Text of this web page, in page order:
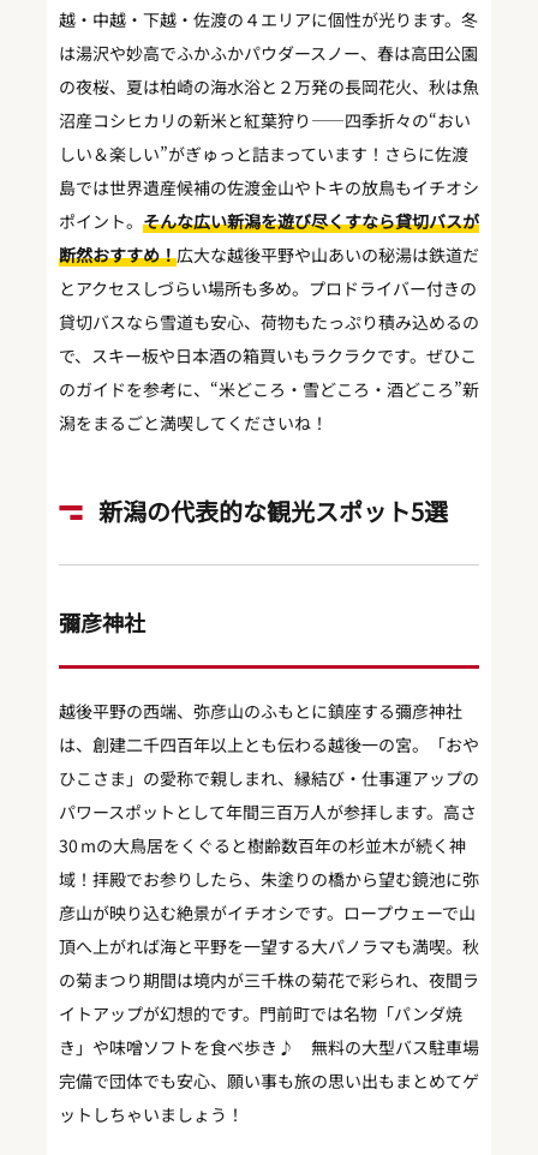
越・中越・下越・佐渡の４エリアに個性が光ります。冬
は湯沢や妙高でふかふかパウダースノー、春は高田公園
の夜桜、夏は柏崎の海水浴と２万発の長岡花火、秋は魚
沼産コシヒカリの新米と紅葉狩り――四季折々の“おい
しい＆楽しい”がぎゅっと詰まっています！さらに佐渡
島では世界遺産候補の佐渡金山やトキの放鳥もイチオシ
ポイント。 そんな広い新潟を遊び尽くすなら貸切バスが
断然おすすめ！広大な越後平野や山あいの秘湯は鉄道だ
とアクセスしづらい場所も多め。プロドライバー付きの
貸切バスなら雪道も安心、荷物もたっぷり積み込めるの
で、スキー板や日本酒の箱買いもラクラクです。ぜひこ
のガイドを参考に、“米どころ・雪どころ・酒どころ”新
潟をまるごと満喫してくださいね！
新潟の代表的な観光スポット5選
彌彦神社
越後平野の西端、弥彦山のふもとに鎮座する彌彦神社
は、創建二千四百年以上とも伝わる越後一の宮。「おや
ひこさま」の愛称で親しまれ、縁結び・仕事運アップの
パワースポットとして年間三百万人が参拝します。高さ
30 mの大鳥居をくぐると樹齢数百年の杉並木が続く神
域！拝殿でお参りしたら、朱塗りの橋から望む鏡池に弥
彦山が映り込む絶景がイチオシです。ロープウェーで山
頂へ上がれば海と平野を一望する大パノラマも満喫。秋
の菊まつり期間は境内が三千株の菊花で彩られ、夜間ラ
イトアップが幻想的です。門前町では名物「パンダ焼
き」や味噌ソフトを食べ歩き♪ 無料の大型バス駐車場
完備で団体でも安心、願い事も旅の思い出もまとめてゲ
ットしちゃいましょう！